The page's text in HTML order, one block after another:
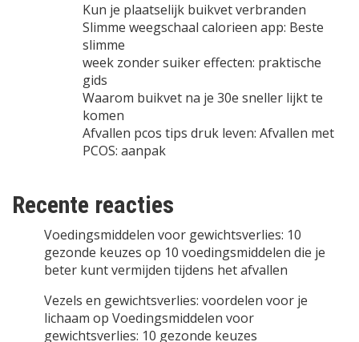
Kun je plaatselijk buikvet verbranden
Slimme weegschaal calorieen app: Beste
slimme
week zonder suiker effecten: praktische
gids
Waarom buikvet na je 30e sneller lijkt te
komen
Afvallen pcos tips druk leven: Afvallen met
PCOS: aanpak
Recente reacties
Voedingsmiddelen voor gewichtsverlies: 10
gezonde keuzes op 10 voedingsmiddelen die je
beter kunt vermijden tijdens het afvallen
Vezels en gewichtsverlies: voordelen voor je
lichaam op Voedingsmiddelen voor
gewichtsverlies: 10 gezonde keuzes